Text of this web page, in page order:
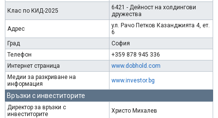
Клас по КИД-2025
6421 - Дейност на холдингови
дружества
Адрес
ул. Рачо Петков Казанджията 4, ет.
6
Град
София
Телефон
+359 878 945 336
Интернет страница
www.dobhold.com
Медии за разкриване на
информация
www.investor.bg
Връзки с инвеститорите
Директор за връзки с
инвеститорите
Христо Михалев